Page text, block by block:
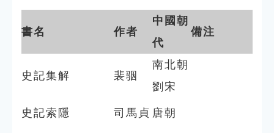
書名 作者
中國朝
代
備注
史記集解 裴骃
南北朝
劉宋
史記索隱 司馬貞 唐朝